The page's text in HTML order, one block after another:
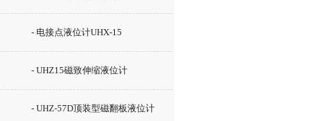
- 电接点液位计UHX-15
- UHZ15磁致伸缩液位计
- UHZ-57D顶装型磁翻板液位计